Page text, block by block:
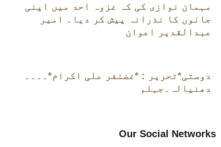
مہمان نوازی کی کہ غزوہ احد میں اپنی
جانوں کا نذرانہ پیش کر دیا۔ امیر
عبدالقدیر اعوان
دوستی*تحریر : *غضنفر علی اکرام*۔۔۔۔
دھنیالہ۔جہلم
Our Social Networks